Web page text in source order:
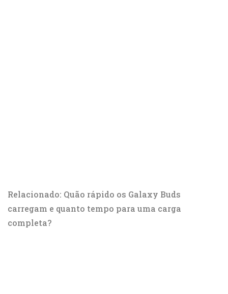
Relacionado: Quão rápido os Galaxy Buds
carregam e quanto tempo para uma carga
completa?